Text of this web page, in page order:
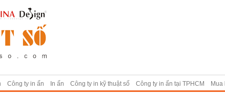
Công ty in ấn In ấn Công ty in kỹ thuật số Công ty in ấn tại TPHCM Mua